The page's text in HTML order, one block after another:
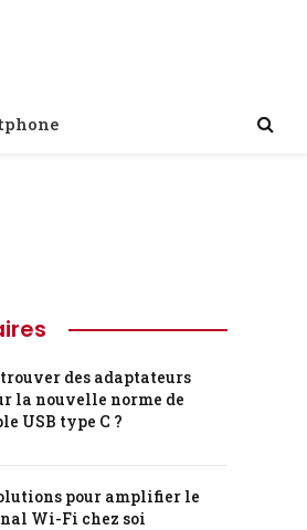
trouver des adaptateurs
la nouvelle norme de
USB type C ?
pour amplifier le
Wi-Fi chez soi